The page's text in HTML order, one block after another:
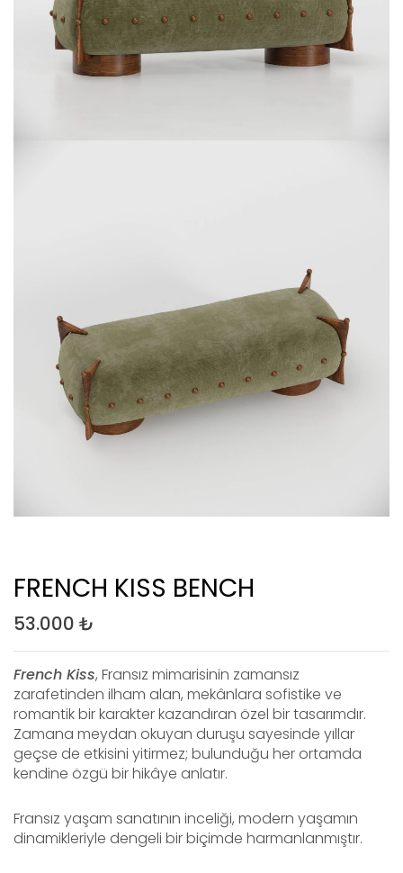
FRENCH KISS BENCH
53.000 ₺
French Kiss, Fransız mimarisinin zamansız
zarafetinden ilham alan, mekânlara sofistike ve
romantik bir karakter kazandıran özel bir tasarımdır.
Zamana meydan okuyan duruşu sayesinde yıllar
geçse de etkisini yitirmez; bulunduğu her ortamda
kendine özgü bir hikâye anlatır.
Fransız yaşam sanatının inceliği, modern yaşamın
dinamikleriyle dengeli bir biçimde harmanlanmıştır.